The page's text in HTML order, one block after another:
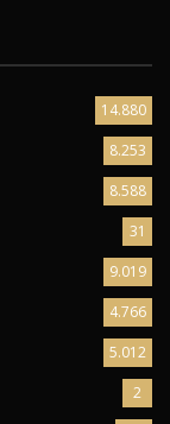
14.880
8.253
8.588
31
9.019
4.766
5.012
2